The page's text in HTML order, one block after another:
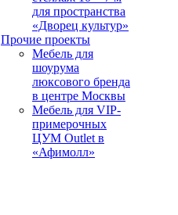
для пространства
«Дворец культур»
Прочие проекты
Мебель для
шоурума
люксового бренда
в центре Москвы
Мебель для VIP-
примерочных
ЦУМ Outlet в
«Афимолл»